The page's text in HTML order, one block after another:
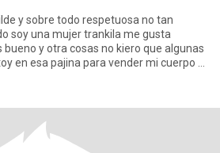
y sobre todo respetuosa no tan
soy una mujer trankila me gusta
bueno y otra cosas no kiero que algunas
en esa pajina para vender mi cuerpo ni